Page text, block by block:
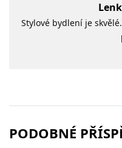
Stylové bydlení je
PODOBNÉ